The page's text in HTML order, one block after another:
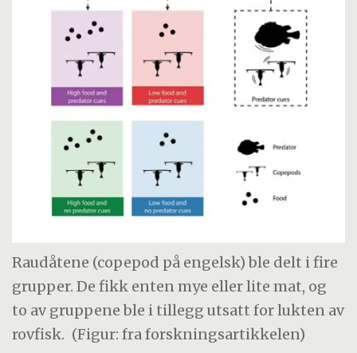
Raudåtene (copepod på engelsk) ble delt i fire
grupper. De fikk enten mye eller lite mat, og
to av gruppene ble i tillegg utsatt for lukten av
rovfisk. (Figur: fra forskningsartikkelen)